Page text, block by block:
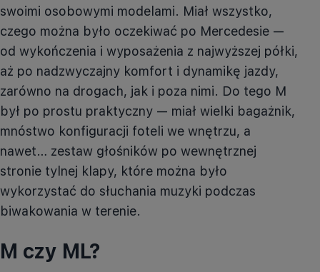
swoimi osobowymi modelami. Miał wszystko,
czego można było oczekiwać po Mercedesie —
od wykończenia i wyposażenia z najwyższej półki,
aż po nadzwyczajny komfort i dynamikę jazdy,
zarówno na drogach, jak i poza nimi. Do tego M
był po prostu praktyczny — miał wielki bagażnik,
mnóstwo konfiguracji foteli we wnętrzu, a
nawet… zestaw głośników po wewnętrznej
stronie tylnej klapy, które można było
wykorzystać do słuchania muzyki podczas
biwakowania w terenie.
M czy ML?